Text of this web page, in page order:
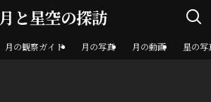
月と星空の探訪
月の観察ガイド 月の写真 月の動画 星の写